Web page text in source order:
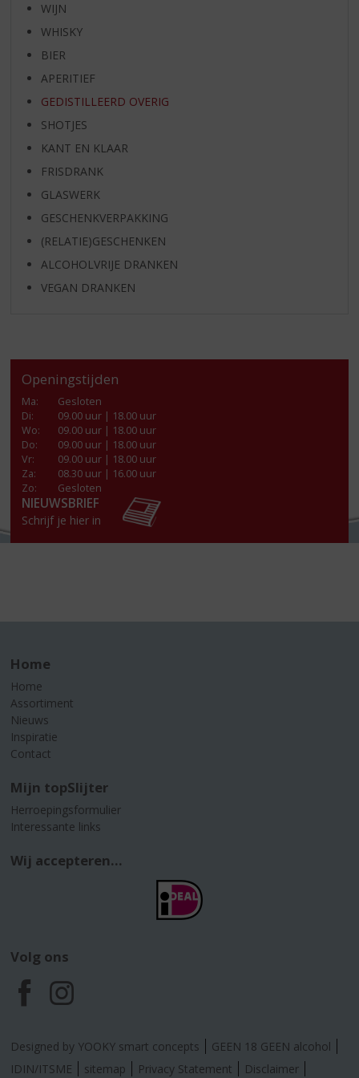
WIJN
WHISKY
BIER
APERITIEF
GEDISTILLEERD OVERIG
SHOTJES
KANT EN KLAAR
FRISDRANK
GLASWERK
GESCHENKVERPAKKING
(RELATIE)GESCHENKEN
ALCOHOLVRIJE DRANKEN
VEGAN DRANKEN
Openingstijden
Ma:
Gesloten
Di:
09.00 uur | 18.00 uur
Wo:
09.00 uur | 18.00 uur
Do:
09.00 uur | 18.00 uur
Vr:
09.00 uur | 18.00 uur
Za:
08.30 uur | 16.00 uur
Zo:
Gesloten
NIEUWSBRIEF
Schrijf je hier in
Home
Home
Assortiment
Nieuws
Inspiratie
Contact
Mijn topSlijter
Herroepingsformulier
Interessante links
Wij accepteren...
Volg ons
F
a
I
n
Designed by YOOKY smart concepts
GEEN 18 GEEN alcohol
IDIN/ITSME
sitemap Privacy Statement Disclaimer